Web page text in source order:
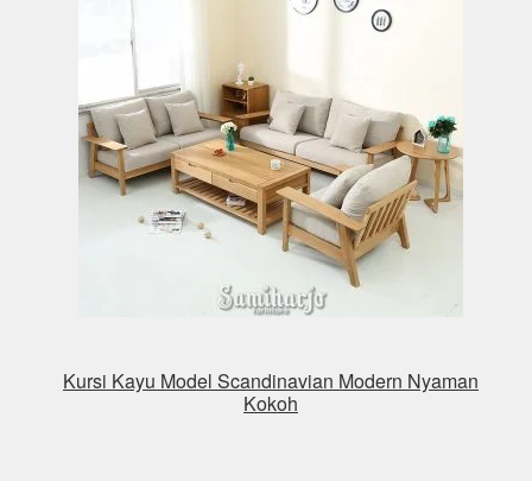
Kursi Kayu Model Scandinavian Modern Nyaman
Kokoh